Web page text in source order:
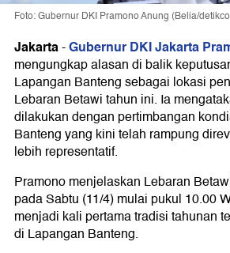
Foto: Gubernur DKI Pramono Anung (Belia/
Jakarta-Gubernur DKI Jakarta
mengungkap alasan di balik
Lapangan Banteng sebagai lokasi
Lebaran Betawi tahun ini. Ia
dilakukan dengan pertimbangan
Banteng yang kini telah rampung
lebih representatif.
Pramono menjelaskan Lebaran
pada Sabtu (11/4) mulai pukul 10.00
menjadi kali pertama tradisi tahunan
di Lapangan Banteng.